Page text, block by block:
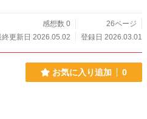
感想数 0
26ページ
終更新日 2026.05.02
登録日 2026.03.01
お気に入り追加 0